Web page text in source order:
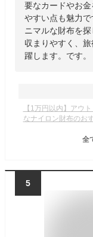
要なカードやお
やすい点も魅力
ニマルな財布を
収まりやすく、
躍します。です。
【1万円以内】アウ
なナイロン財布のお
全
5